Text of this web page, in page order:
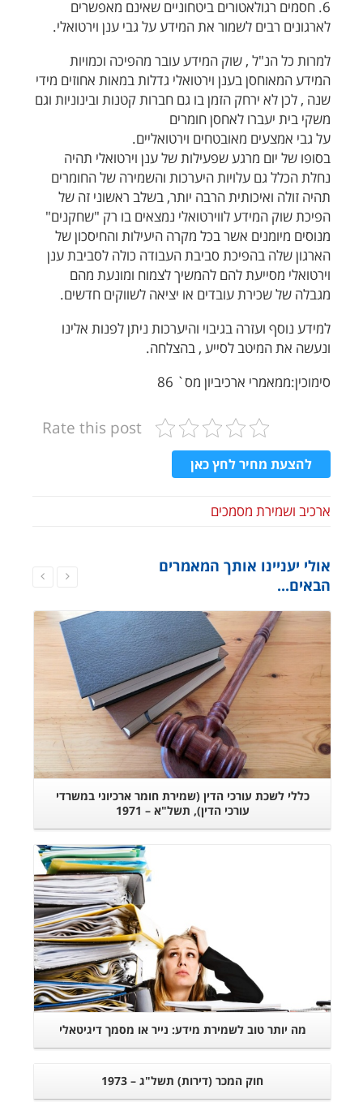
6. חסמים רגולאטורים ביטחוניים שאינם מאפשרים
לארגונים רבים לשמור את המידע על גבי ענן וירטואלי.
למרות כל הנ"ל , שוק המידע עובר מהפיכה וכמויות
המידע המאוחסן בענן וירטואלי גדלות במאות אחוזים מידי
שנה , לכן לא ירחק הזמן בו גם חברות קטנות ובינוניות וגם
משקי בית יעברו לאחסן חומרים
על גבי אמצעים מאובטחים וירטואליים.
בסופו של יום מרגע שפעילות של ענן וירטואלי תהיה
נחלת הכלל גם עלויות היערכות והשמירה של החומרים
תהיה זולה ואיכותית הרבה יותר, בשלב ראשוני זה של
הפיכת שוק המידע לווירטואלי נמצאים בו רק "שחקנים"
מנוסים מיומנים אשר בכל מקרה היעילות והחיסכון של
הארגון שלה בהפיכת סביבת העבודה כולה לסביבת ענן
וירטואלי מסייעת להם להמשיך לצמוח ומונעת מהם
מגבלה של שכירת עובדים או יציאה לשווקים חדשים.
למידע נוסף ועזרה בגיבוי והיערכות ניתן לפנות אלינו
ונעשה את המיטב לסייע , בהצלחה.
סימוכין:ממאמרי ארכיביון מס` 86
Rate this post
להצעת מחיר לחץ כאן
ארכיב ושמירת מסמכים
אולי יעניינו אותך המאמרים
הבאים...
כללי לשכת עורכי הדין (שמירת חומר ארכיוני במשרדי
עורכי הדין), תשל"א – 1971
מה יותר טוב לשמירת מידע: נייר או מסמך דיגיטאלי
חוק המכר (דירות) תשל"ג – 1973